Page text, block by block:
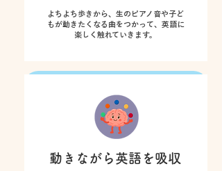
​よちよち歩きから、生のピアノ音や子ど
もが動きたくなる曲をつかって、英語に
楽しく触れていきます。
動きながら英語を吸収